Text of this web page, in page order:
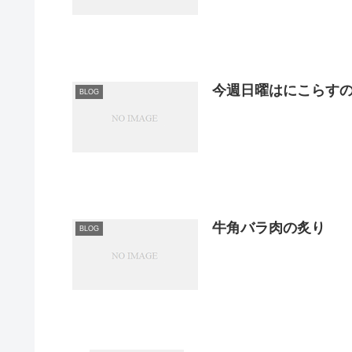
BLOG 今週日曜はにこらす
BLOG 牛角バラ肉の炙り